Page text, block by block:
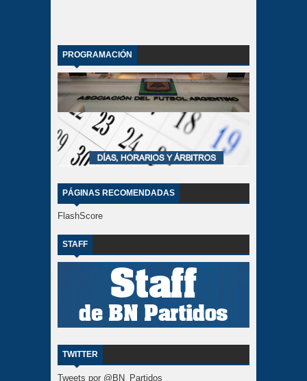
PROGRAMACIÓN
PÁGINAS RECOMENDADAS
FlashScore
STAFF
TWITTER
Tweets por @BN_Partidos